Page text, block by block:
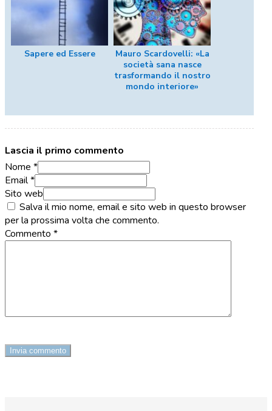
Sapere ed Essere
Mauro Scardovelli: «La
società sana nasce
trasformando il nostro
mondo interiore»
Lascia il primo commento
Nome *
Email *
Sito web
Salva il mio nome, email e sito web in questo browser
per la prossima volta che commento.
Commento *